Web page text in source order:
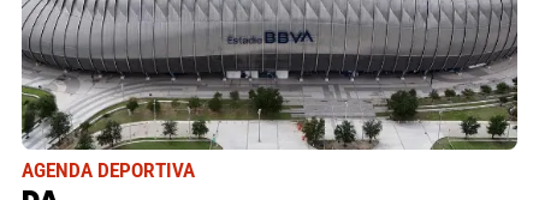
AGENDA DEPORTIVA